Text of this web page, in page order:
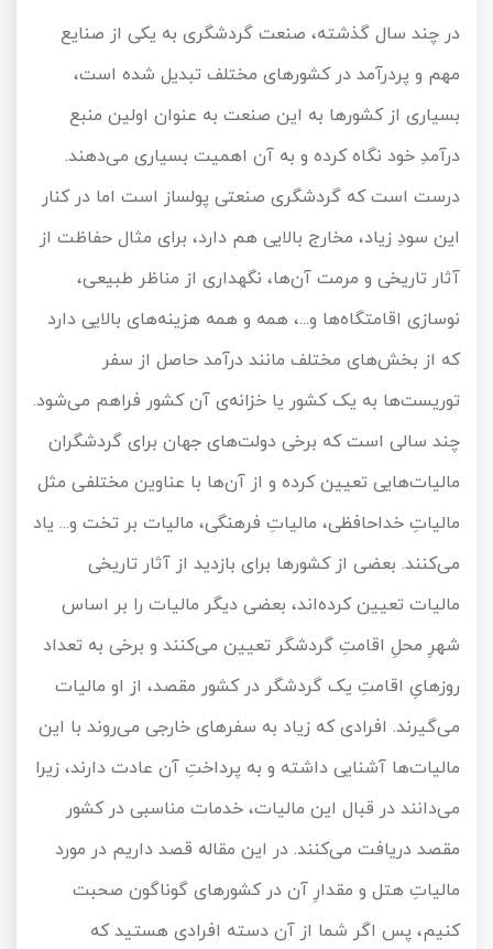
در چند سال گذشته، صنعت گردشگری به یکی از صنایع
مهم و پردرآمد در کشورهای مختلف تبدیل شده است،
بسیاری از کشورها به این صنعت به عنوان اولین منبع
درآمدِ خود نگاه کرده و به آن اهمیت بسیاری می‌دهند.
درست است که گردشگری صنعتی پولساز است اما در کنار
این سودِ زیاد، مخارج بالایی هم دارد، برای مثال حفاظت از
آثار تاریخی و مرمت آن‌ها، نگهداری از مناظر طبیعی،
نوسازی اقامتگاه‌ها و...، همه و همه هزینه‌های بالایی دارد
که از بخش‌های مختلف مانند درآمد حاصل از سفر
توریست‌ها به یک کشور یا خزانه‌ی آن کشور فراهم می‌شود.
چند سالی است که برخی دولت‌های جهان برای گردشگران
مالیات‌هایی تعیین کرده و از آن‌ها با عناوین مختلفی مثل
مالیاتِ خداحافظی، مالیاتِ فرهنگی، مالیات بر تخت و... یاد
می‌کنند. بعضی از کشورها برای بازدید از آثار تاریخی
مالیات تعیین کرده‌اند، بعضی دیگر مالیات را بر اساس
شهرِ محلِ اقامتِ گردشگر تعیین می‌کنند و برخی به تعداد
روزهایِ اقامتِ یک گردشگر در کشور مقصد، از او مالیات
می‌گیرند. افرادی که زیاد به سفرهای خارجی می‌روند با این
مالیات‌ها آشنایی داشته و به پرداختِ آن عادت دارند، زیرا
می‌دانند در قبال این مالیات، خدمات مناسبی در کشور
مقصد دریافت می‌کنند. در این مقاله قصد داریم در مورد
مالیاتِ هتل و مقدارِ آن در کشورهای گوناگون صحبت
کنیم، پس اگر شما از آن دسته افرادی هستید که
تور کویر مرنجاب
تور طبس
تور کویر کاراکال
تور کویر مصر
تور هرمز
تور ماسوله
تور گلستان
تور سوباتان
تور مرداب هسل
تور کاشان
تور ترکمن صحرا
تور کیش از ساری
تور کیش از بندرعباس
تور سنگاپور اقساطی
تور مالدیو
تور قزاقستان اقساطی
تور زیارتی اقساطی